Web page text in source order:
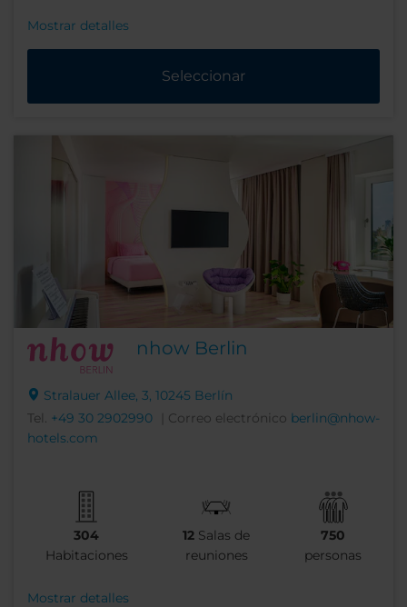
Mostrar detalles
Seleccionar
nhow Berlin
Stralauer Allee, 3, 10245 Berlín
Tel. +49 30 2902990 | Correo electrónico berlin@nhow-
hotels.com
304
Habitaciones
12 Salas de
reuniones
750
personas
Mostrar detalles